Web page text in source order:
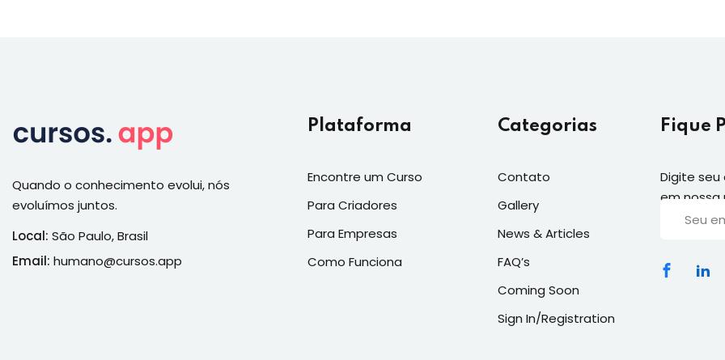
Quando o conhecimento evolui, nós
evoluímos juntos.
Local: São Paulo, Brasil
Email: humano@cursos.app
Plataforma
Encontre um Curso
Para Criadores
Para Empresas
Como Funciona
Categorias
Contato
Gallery
News & Articles
FAQ’s
Coming Soon
Sign In/Registration
Fique
Digite
em nossa